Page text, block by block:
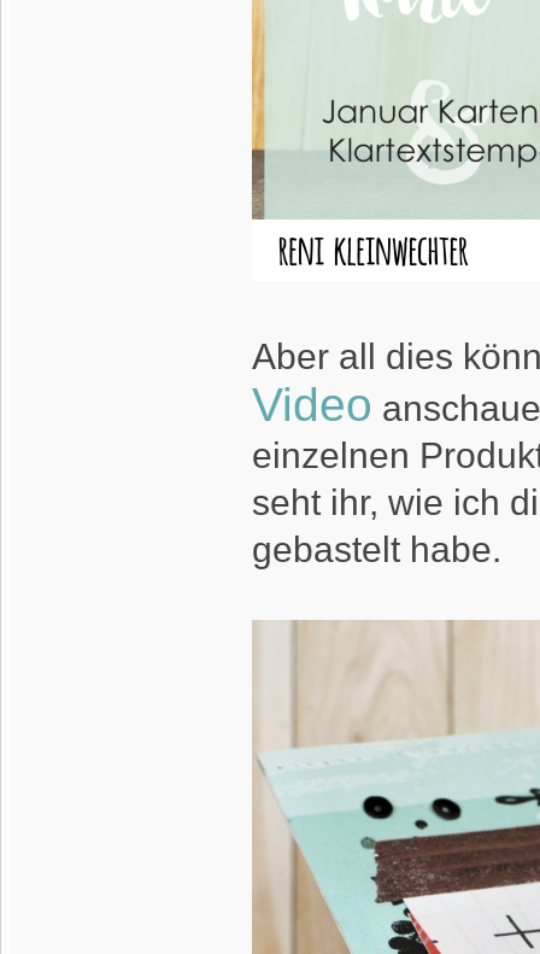
Aber all dies
Video
einzelnen
seht ihr, wie ich
gebastelt habe.